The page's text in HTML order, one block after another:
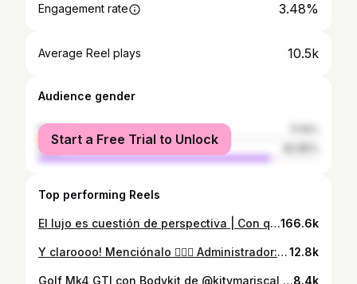
Engagement rate 3.48%
Average Reel plays 10.5k
Audience gender
female
male
Start a Free Trial to Unlock
Top performing Reels
El lujo es cuestión de perspectiva | Con qué amigo te gustaría estar así?166.6k
Y claroooo! Menciónalo 👇🏻😜 Administrador: @eliasmorales_ph . . . . . . . . . . . . #golf #vwbora #bora #voyage #vags #redcar #chevroletcorsa #corsa #foxfixa #fija #saveirog4 #fiat147 #kombit1 #foxturbo #golgti #fierreros #bocho #golg7 #golg3fixa #jettamk4 #hondacivic #vwturbo #golg4 #uptsi #vwfox #goltrend #beetle #vwup #alcorte #golfmk412.8k
Golf Mk4 GTI con Bodykit de @kitymariscal 🔥 Presentando color en la No Limits Potrero de los Funes8.4k